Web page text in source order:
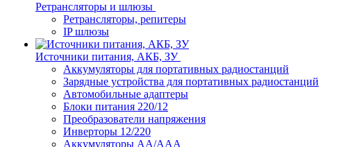
Ретрансляторы и шлюзы
Ретрансляторы, репитеры
IP шлюзы
Источники питания, АКБ, ЗУ
Аккумуляторы для портативных радиостанций
Зарядные устройства для портативных радиостанций
Автомобильные адаптеры
Блоки питания 220/12
Преобразователи напряжения
Инверторы 12/220
Аккумуляторы АА/ААА